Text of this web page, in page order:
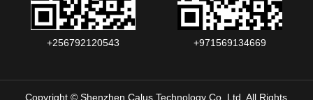
+256792120543‬ +971569134669
Copyright © Shenzhen Calus Technology Co.,Ltd. All Rights